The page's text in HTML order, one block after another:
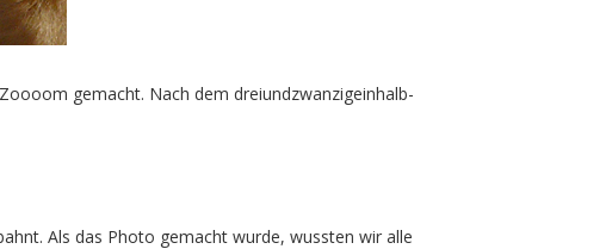
gemacht. Nach dem dreiundzwanzigeinhalb-
Als das Photo gemacht wurde, wussten wir alle